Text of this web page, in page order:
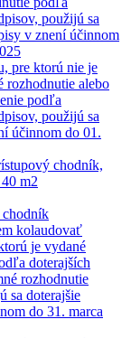
použijú sa
v znení účinnom
pre ktorú nie je
rozhodnutie alebo
podľa
použijú sa
účinnom do 01.
chodník,
m2
chodník
kolaudovať
je vydané
doterajších
rozhodnutie
sa doterajšie
do 31. marca